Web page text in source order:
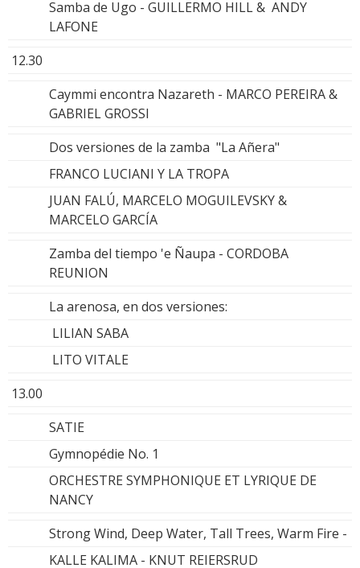
Samba de Ugo - GUILLERMO HILL & ANDY
LAFONE
12.30
Caymmi encontra Nazareth - MARCO PEREIRA &
GABRIEL GROSSI
Dos versiones de la zamba "La Añera"
FRANCO LUCIANI Y LA TROPA
JUAN FALÚ, MARCELO MOGUILEVSKY &
MARCELO GARCÍA
Zamba del tiempo 'e Ñaupa - CORDOBA
REUNION
La arenosa, en dos versiones:
LILIAN SABA
LITO VITALE
13.00
SATIE
Gymnopédie No. 1
ORCHESTRE SYMPHONIQUE ET LYRIQUE DE
NANCY
Strong Wind, Deep Water, Tall Trees, Warm Fire -
KALLE KALIMA - KNUT REIERSRUD